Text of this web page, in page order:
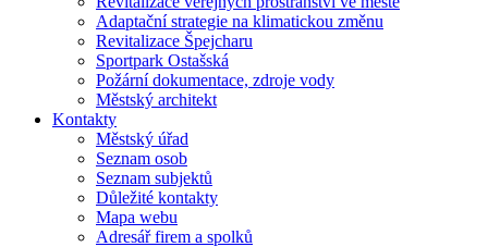
Adaptační strategie na klimatickou změnu
Revitalizace Špejcharu
Sportpark Ostašská
Požární dokumentace, zdroje vody
Městský architekt
Kontakty
Městský úřad
Seznam osob
Seznam subjektů
Důležité kontakty
Mapa webu
Adresář firem a spolků